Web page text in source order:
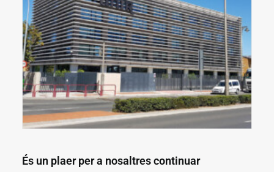
És un plaer per a nosaltres continuar